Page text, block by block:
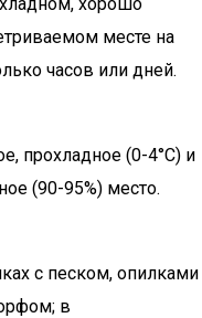
месте на
часов или дней.
прохладное (0-4°C) и
(90-95%) место.
с песком, опилками
в